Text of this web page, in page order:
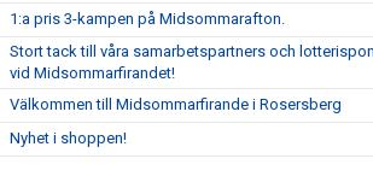
1:a pris 3-kampen på Midsommarafton.
Stort tack till våra samarbetspartners och
vid Midsommarfirandet!
Välkommen till Midsommarfirande i Rosersberg
Nyhet i shoppen!